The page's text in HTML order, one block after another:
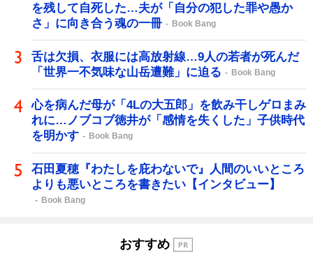
を残して自死した…夫が「自分の犯した罪や愚か
さ」に向き合う魂の一冊
Book Bang
舌は欠損、衣服には高放射線…9人の若者が死んだ
「世界一不気味な山岳遭難」に迫る
Book Bang
心を病んだ母が「4Lの大五郎」を飲み干しゲロまみ
れに…ノブコブ徳井が「感情を失くした」子供時代
を明かす
Book Bang
石田夏穂『わたしを庇わないで』人間のいいところ
よりも悪いところを書きたい【インタビュー】
Book Bang
おすすめ